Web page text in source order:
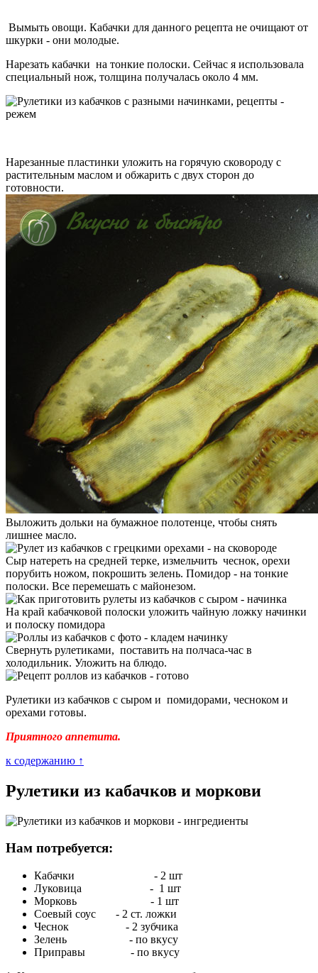
Вымыть овощи. Кабачки для данного рецепта не очищают от
шкурки - они молодые.
Нарезать кабачки на тонкие полоски. Сейчас я использовала
специальный нож, толщина получалась около 4 мм.
Нарезанные пластинки уложить на горячую сковороду с
растительным маслом и обжарить с двух сторон до
готовности.
Выложить дольки на бумажное полотенце, чтобы снять
лишнее масло.
Сыр натереть на средней терке, измельчить чеснок, орехи
порубить ножом, покрошить зелень. Помидор - на тонкие
полоски. Все перемешать с майонезом.
На край кабачковой полоски уложить чайную ложку начинки
и полоску помидора
Свернуть рулетиками, поставить на полчаса-час в
холодильник. Уложить на блюдо.
Рулетики из кабачков с сыром и помидорами, чесноком и
орехами готовы.
Приятного аппетита.
к содержанию ↑
Рулетики из кабачков и моркови
Нам потребуется:
Кабачки - 2 шт
Луковица - 1 шт
Морковь - 1 шт
Соевый соус - 2 ст. ложки
Чеснок - 2 зубчика
Зелень - по вкусу
Приправы - по вкусу